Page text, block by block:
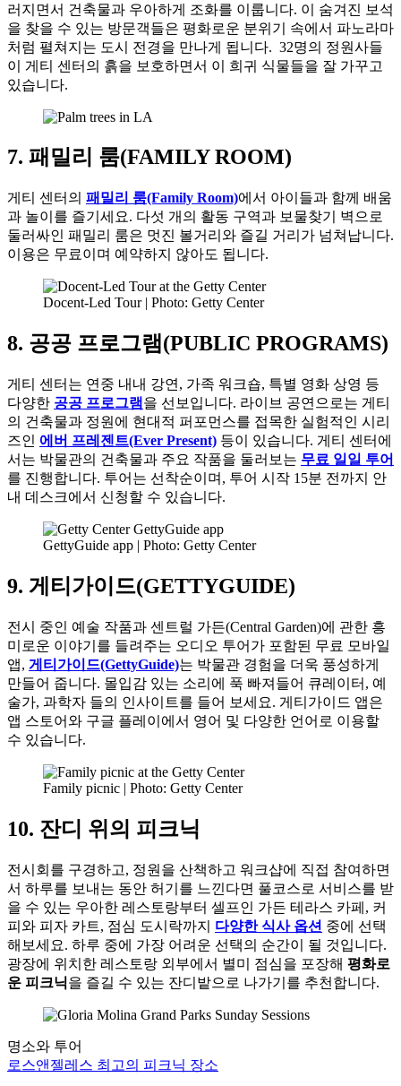
러지면서 건축물과 우아하게 조화를 이룹니다. 이 숨겨진 보석
을 찾을 수 있는 방문객들은 평화로운 분위기 속에서 파노라마
처럼 펼쳐지는 도시 전경을 만나게 됩니다. 32명의 정원사들
이 게티 센터의 흙을 보호하면서 이 희귀 식물들을 잘 가꾸고
있습니다.
7. 패밀리 룸(FAMILY ROOM)
게티 센터의 패밀리 룸(Family Room)에서 아이들과 함께 배움
과 놀이를 즐기세요. 다섯 개의 활동 구역과 보물찾기 벽으로
둘러싸인 패밀리 룸은 멋진 볼거리와 즐길 거리가 넘쳐납니다.
이용은 무료이며 예약하지 않아도 됩니다.
Docent-Led Tour | Photo: Getty Center
8. 공공 프로그램(PUBLIC PROGRAMS)
게티 센터는 연중 내내 강연, 가족 워크숍, 특별 영화 상영 등
다양한 공공 프로그램을 선보입니다. 라이브 공연으로는 게티
의 건축물과 정원에 현대적 퍼포먼스를 접목한 실험적인 시리
즈인 에버 프레젠트(Ever Present) 등이 있습니다. 게티 센터에
서는 박물관의 건축물과 주요 작품을 둘러보는 무료 일일 투어
를 진행합니다. 투어는 선착순이며, 투어 시작 15분 전까지 안
내 데스크에서 신청할 수 있습니다.
GettyGuide app | Photo: Getty Center
9. 게티가이드(GETTYGUIDE)
전시 중인 예술 작품과 센트럴 가든(Central Garden)에 관한 흥
미로운 이야기를 들려주는 오디오 투어가 포함된 무료 모바일
앱, 게티가이드(GettyGuide)는 박물관 경험을 더욱 풍성하게
만들어 줍니다. 몰입감 있는 소리에 푹 빠져들어 큐레이터, 예
술가, 과학자 들의 인사이트를 들어 보세요. 게티가이드 앱은
앱 스토어와 구글 플레이에서 영어 및 다양한 언어로 이용할
수 있습니다.
Family picnic | Photo: Getty Center
10. 잔디 위의 피크닉
전시회를 구경하고, 정원을 산책하고 워크샵에 직접 참여하면
서 하루를 보내는 동안 허기를 느낀다면 풀코스로 서비스를 받
을 수 있는 우아한 레스토랑부터 셀프인 가든 테라스 카페, 커
피와 피자 카트, 점심 도시락까지 다양한 식사 옵션 중에 선택
해보세요. 하루 중에 가장 어려운 선택의 순간이 될 것입니다.
광장에 위치한 레스토랑 외부에서 별미 점심을 포장해 평화로
운 피크닉을 즐길 수 있는 잔디밭으로 나가기를 추천합니다.
명소와 투어
로스앤젤레스 최고의 피크닉 장소